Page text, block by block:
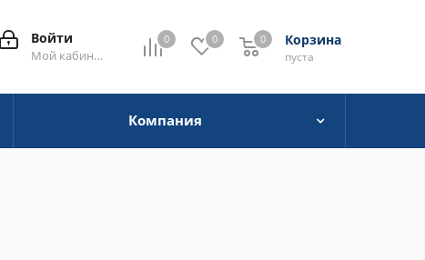
0 0 Корзина
0
пуста
0
Войти
Мой кабинет
Компания